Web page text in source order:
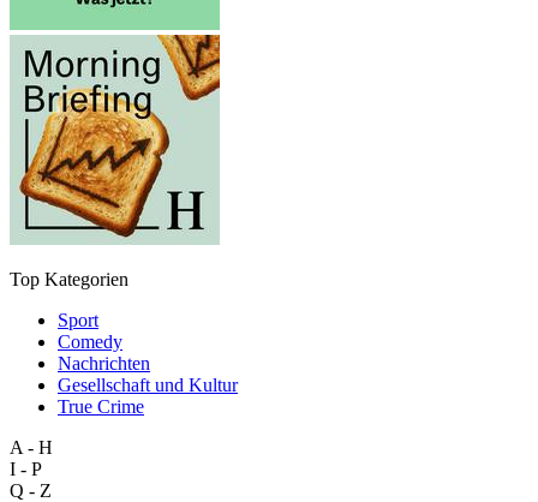
Top Kategorien
Sport
Comedy
Nachrichten
Gesellschaft und Kultur
True Crime
A - H
I - P
Q - Z